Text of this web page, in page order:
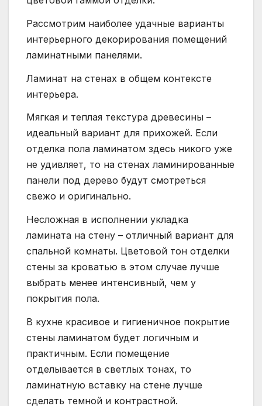
Рассмотрим наиболее удачные варианты
интерьерного декорирования помещений
ламинатными панелями.
Ламинат на стенах в общем контексте
интерьера.
Мягкая и теплая текстура древесины –
идеальный вариант для прихожей. Если
отделка пола ламинатом здесь никого уже
не удивляет, то на стенах ламинированные
панели под дерево будут смотреться
свежо и оригинально.
Несложная в исполнении укладка
ламината на стену – отличный вариант для
спальной комнаты. Цветовой тон отделки
стены за кроватью в этом случае лучше
выбрать менее интенсивный, чем у
покрытия пола.
В кухне красивое и гигиеничное покрытие
стены ламинатом будет логичным и
практичным. Если помещение
отделывается в светлых тонах, то
ламинатную вставку на стене лучше
сделать темной и контрастной.